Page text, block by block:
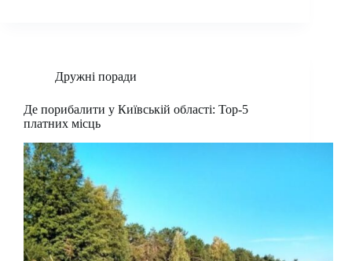
Дружні поради
Де порибалити у Київській області: Тор-5
платних місць